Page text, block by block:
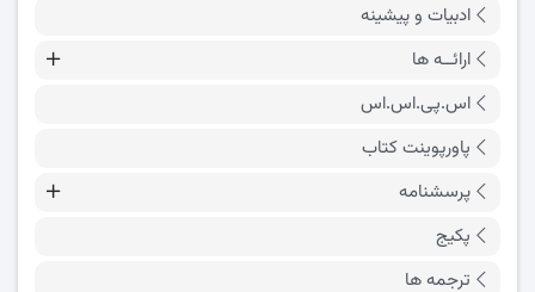
ادبیات و پیشینه
ارائــه ها
اس.پی.اس.اس
پاورپوینت کتاب
پرسشنامه
پکیج
ترجمه ها